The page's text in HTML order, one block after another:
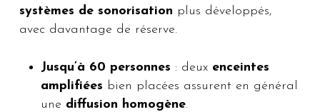
systèmes de sonorisation plus développés,
avec davantage de réserve.
Jusqu’à 60 personnes : deux enceintes
amplifiées bien placées assurent en général
une diffusion homogène.